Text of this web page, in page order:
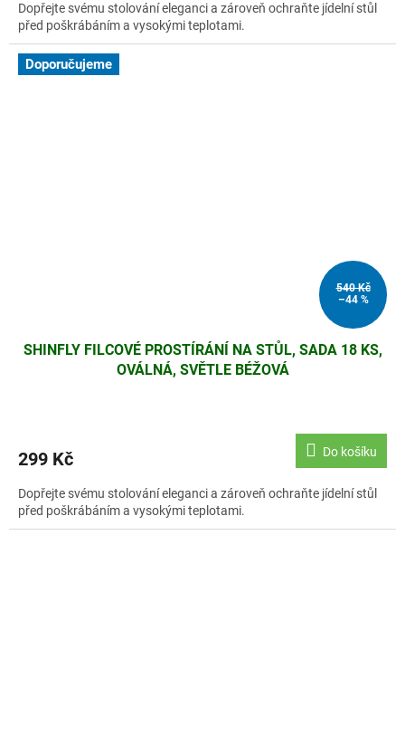
Dopřejte svému stolování eleganci a zároveň ochraňte jídelní stůl
před poškrábáním a vysokými teplotami.
Doporučujeme
540 Kč
–44 %
SHINFLY FILCOVÉ PROSTÍRÁNÍ NA STŮL, SADA 18 KS,
OVÁLNÁ, SVĚTLE BÉŽOVÁ
299 Kč Do košíku
Dopřejte svému stolování eleganci a zároveň ochraňte jídelní stůl
před poškrábáním a vysokými teplotami.